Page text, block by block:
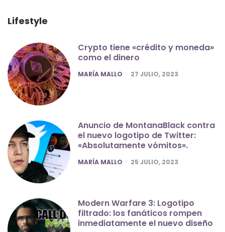
Lifestyle
Crypto tiene «crédito y moneda»
como el dinero
POSTED
MARÍA MALLO 27 JULIO, 2023
Anuncio de MontanaBlack contra
el nuevo logotipo de Twitter:
«Absolutamente vómitos».
POSTED
MARÍA MALLO 25 JULIO, 2023
Modern Warfare 3: Logotipo
filtrado: los fanáticos rompen
inmediatamente el nuevo diseño